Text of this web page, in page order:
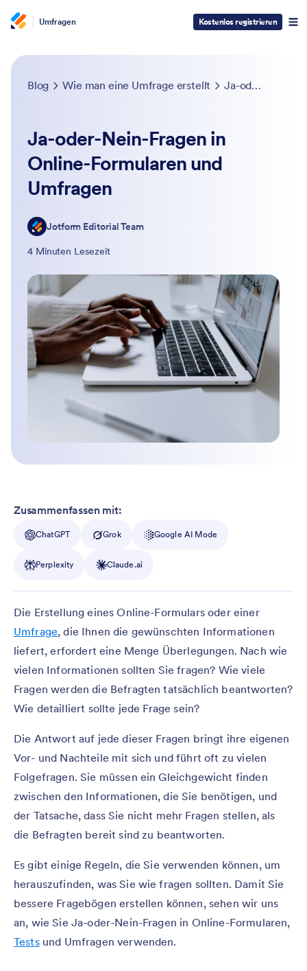
Umfragen Kostenlos registrieren
Blog Wie man eine Umfrage erstellt Ja-oder-Nein-Fragen in Online-Formularen und Umfragen
Ja-oder-Nein-Fragen in
Online-Formularen und
Umfragen
Jotform Editorial Team
4 Minuten Lesezeit
Zusammenfassen mit:
ChatGPT Grok Google AI Mode
Perplexity Claude.ai
Die Erstellung eines Online-Formulars oder einer
Umfrage, die Ihnen die gewünschten Informationen
liefert, erfordert eine Menge Überlegungen. Nach wie
vielen Informationen sollten Sie fragen? Wie viele
Fragen werden die Befragten tatsächlich beantworten?
Wie detailliert sollte jede Frage sein?
Die Antwort auf jede dieser Fragen bringt ihre eigenen
Vor- und Nachteile mit sich und führt oft zu vielen
Folgefragen. Sie müssen ein Gleichgewicht finden
zwischen den Informationen, die Sie benötigen, und
der Tatsache, dass Sie nicht mehr Fragen stellen, als
die Befragten bereit sind zu beantworten.
Es gibt einige Regeln, die Sie verwenden können, um
herauszufinden, was Sie wie fragen sollten. Damit Sie
bessere Fragebögen erstellen können, sehen wir uns
an, wie Sie Ja-oder-Nein-Fragen in Online-Formularen,
Testsund Umfragen verwenden.